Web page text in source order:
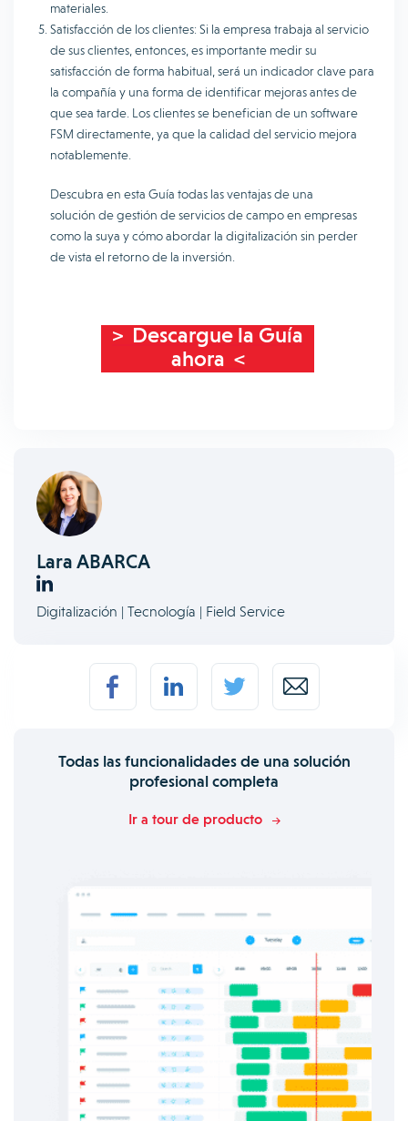
materiales.
Satisfacción de los clientes: Si la empresa trabaja al servicio
de sus clientes, entonces, es importante medir su
satisfacción de forma habitual, será un indicador clave para
la compañía y una forma de identificar mejoras antes de
que sea tarde. Los clientes se benefician de un software
FSM directamente, ya que la calidad del servicio mejora
notablemente.
Descubra en esta Guía todas las ventajas de una
solución de gestión de servicios de campo en empresas
como la suya y cómo abordar la digitalización sin perder
de vista el retorno de la inversión.
> Descargue la Guía
ahora <
Lara ABARCA
Digitalización | Tecnología | Field Service
Todas las funcionalidades de una solución
profesional completa
Ir a tour de producto